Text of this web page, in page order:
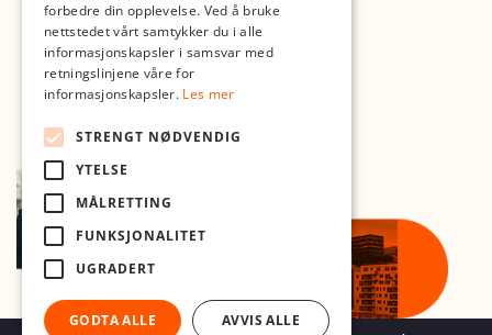
forbedre din opplevelse. Ved å bruke
nettstedet vårt samtykker du i alle
informasjonskapsler i samsvar med
retningslinjene våre for
informasjonskapsler. Les mer
STRENGT NØDVENDIG
YTELSE
MÅLRETTING
FUNKSJONALITET
UGRADERT
GODTA ALLE AVVIS ALLE